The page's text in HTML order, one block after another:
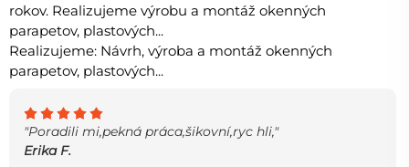
rokov. Realizujeme výrobu a montáž okenných
parapetov, plastových...
Realizujeme: Návrh, výroba a montáž okenných
parapetov, plastových...
"Poradili mi,pekná práca,šikovní,ryc hli,"
Erika F.